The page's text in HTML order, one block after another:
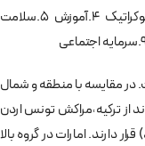
اقتصادی 2.فضای کارآفرینی 3.وجود نهادهای دموکراتیک 4.آموزش 5.سلامت
قرمز) است. در مقایسه با منطقه و شمال
از ترکیه˓مراکش تونس اردن
دارند. امارات در گروه بالا